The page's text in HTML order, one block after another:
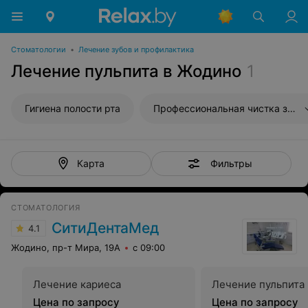
Стоматологии • Лечение зубов и профилактика
Лечение пульпита в Жодино 1
Гигиена полости рта Профессиональная чистка зубов
Карта Фильтры
СТОМАТОЛОГИЯ
4.1 СитиДентаМед
Жодино, пр-т Мира, 19А с 09:00
Лечение кариеса
Цена по запросу
Лечение пульпита
Цена по запросу